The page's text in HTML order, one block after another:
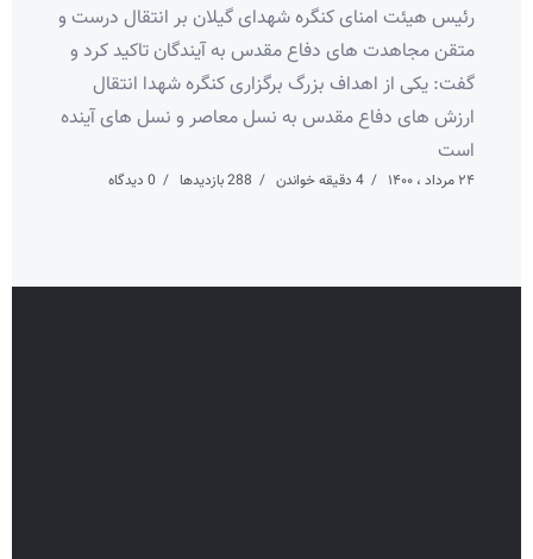
رئیس هیئت امنای کنگره شهدای گیلان بر انتقال درست و
متقن مجاهدت های دفاع مقدس به آیندگان تاکید کرد و
گفت: یکی از اهداف بزرگ برگزاری کنگره شهدا انتقال
ارزش های دفاع مقدس به نسل معاصر و نسل های آینده
است
۲۴ مرداد ، ۱۴۰۰ 4 دقیقه خواندن 288 بازدیدها 0 دیدگاه